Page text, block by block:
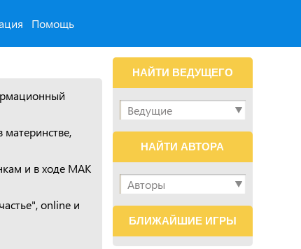
Помощь
и в ходе МАК
online и
НАЙТИ ВЕДУЩЕГО
НАЙТИ АВТОРА
БЛИЖАЙШИЕ ИГРЫ